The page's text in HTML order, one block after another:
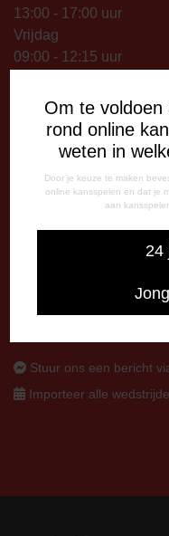
Om te voldoen
rond online
weten in
Door je keuze te maken
online kansspelen en dat je
aan
24
13:00 - 17:00 uur
Vrijdag
09:00 - 12:15 uur
Op
CORRESPONDENTIE-
Postbus 26
7800 AA Emmen
info@fcemmen.nl
Stuur ons een bericht
Importeer alle